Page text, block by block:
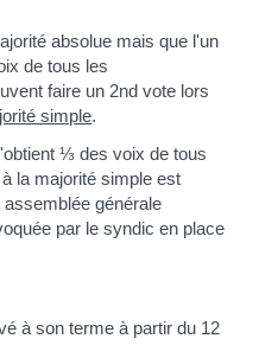
absolue mais que l'un
de tous les
faire un 2nd vote lors
simple.
⅓ des voix de tous
la majorité simple est
générale
par le syndic en place
à son terme à partir du 12